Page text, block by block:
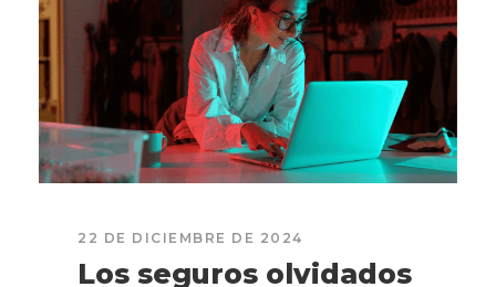
22 DE DICIEMBRE DE 2024
Los seguros olvidados